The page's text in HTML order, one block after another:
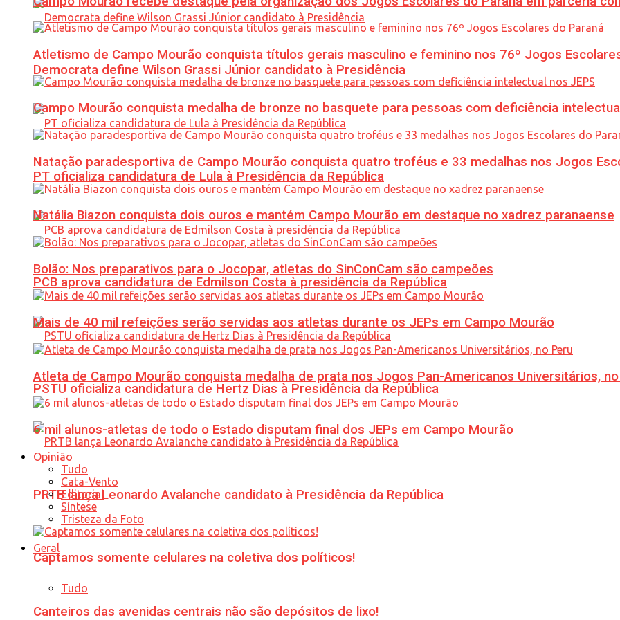
Democrata define Wilson Grassi Júnior candidato à Presidência
PT oficializa candidatura de Lula à Presidência da República
PCB aprova candidatura de Edmilson Costa à presidência da República
PSTU oficializa candidatura de Hertz Dias à Presidência da República
PRTB lança Leonardo Avalanche candidato à Presidência da República
Geral
Tudo
Atletismo de Campo Mourão conquista títulos gerais masculino e feminino nos 76º Jogos
Campo Mourão conquista medalha de bronze no basquete para pessoas com deficiência
Natação paradesportiva de Campo Mourão conquista quatro troféus e 33 medalhas nos Jogos
Natália Biazon conquista dois ouros e mantém Campo Mourão em destaque no xadrez paranaense
Bolão: Nos preparativos para o Jocopar, atletas do SinConCam são campeões
Mais de 40 mil refeições serão servidas aos atletas durante os JEPs em Campo Mourão
Atleta de Campo Mourão conquista medalha de prata nos Jogos Pan-Americanos Universitários,
6 mil alunos-atletas de todo o Estado disputam final dos JEPs em Campo Mourão
Opinião
Tudo
Cata-Vento
Editorial
Síntese
Tristeza da Foto
Captamos somente celulares na coletiva dos políticos!
Canteiros das avenidas centrais não são depósitos de lixo!